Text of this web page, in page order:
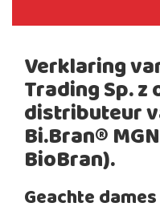
Verklaring
Trading Sp.
distributeur
Bi.Bran®
BioBran).
Geachte